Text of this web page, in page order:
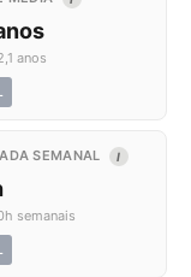
anos
SEMANAL I
semanais